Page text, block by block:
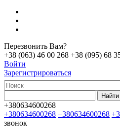
Перезвонить Вам?
+38 (063) 46 00 268 +38 (095) 68
Войти
Зарегистрироваться
+380634600268
+380634600268 +380634600268
звонок